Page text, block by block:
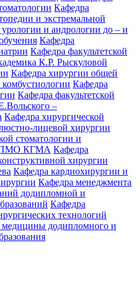
Кафедра
и экстремальной
и андрологии до – и
Кафедра
Кафедра факультетской
К.Р. Рыскуловой
Кафедра хирургии общей
Кафедра
Кафедра факультетской
–
Кафедра хирургической
лицевой хирургии
стоматологии и
КГМА Кафедра
хирургии
Кафедра кардиохирургии и
Кафедра менеджмента
додипломной и
Кафедра
технологий
додипломного и